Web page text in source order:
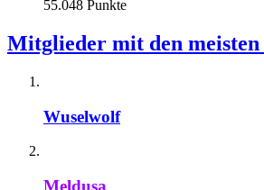
55.048 Punkte
Mitglieder mit den meisten
Wuselwolf
Meldusa